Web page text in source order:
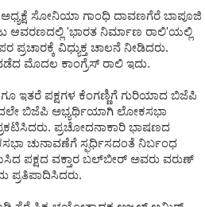
ಸೋನಿಯಾ ಗಾಂಧಿ ದಾವಣಗೆರೆ ಬಾಪೂಜಿ
ಆವರಣದಲ್ಲಿ 'ಭಾರತ ನಿರ್ಮಾಣ ರಾಲಿ'ಯಲ್ಲಿ
ಪ್ರಚಾರಕ್ಕೆ ವಿಧ್ಯುಕ್ತ ಚಾಲನೆ ನೀಡಿದರು.
ಮೊದಲ ಕಾಂಗ್ರೆಸ್ ರಾಲಿ ಇದು.
ಇತರೆ ಪಕ್ಷಗಳ ಕೆಂಗಣ್ಣಿಗೆ ಗುರಿಯಾದ ಬಿಜೆಪಿ
ಬಿಜೆಪಿ ಅಭ್ಯರ್ಥಿಯಾಗಿ ಲೋಕಸಭಾ
ಪ್ರಚೋದನಾಕಾರಿ ಭಾಷಣದ
ಚುನಾವಣೆಗೆ ಸ್ಫರ್ಧಿಸದಂತೆ ನಿರ್ಬಂಧ
ಪಕ್ಷದ ವಕ್ತಾರ ಬಲ್‌ಬೀರ್ ಅವರು ವರುಣ್
ಪ್ರತಿಪಾದಿಸಿದರು.